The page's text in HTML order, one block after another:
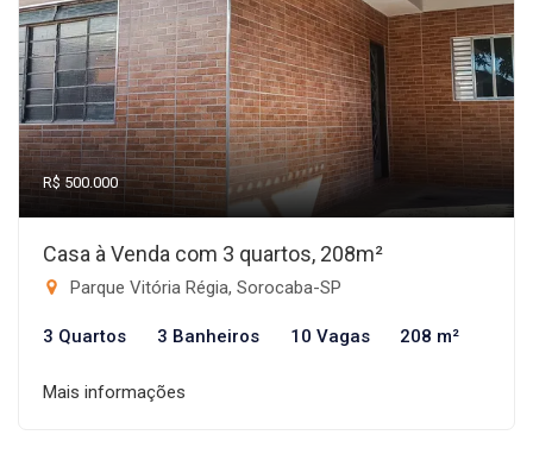
R$ 500.000
Casa à Venda com 3 quartos, 208m²
Parque Vitória Régia, Sorocaba-SP
3 Quartos 3 Banheiros 10 Vagas 208 m²
Mais informações